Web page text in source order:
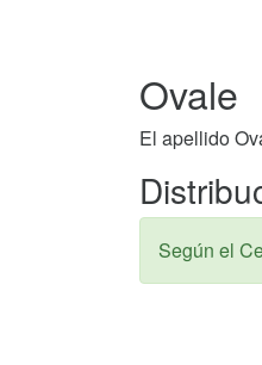
Ovale
El apellido
Según el